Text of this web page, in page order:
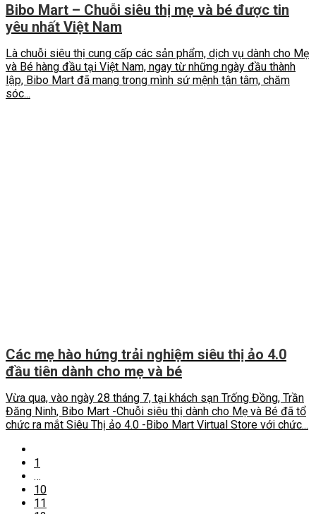
Bibo Mart – Chuỗi siêu thị mẹ và bé được tin
yêu nhất Việt Nam
Là chuỗi siêu thị cung cấp các sản phẩm, dịch vụ dành cho Mẹ
và Bé hàng đầu tại Việt Nam, ngay từ những ngày đầu thành
lập, Bibo Mart đã mang trong mình sứ mệnh tận tâm, chăm
sóc...
Các mẹ hào hứng trải nghiệm siêu thị ảo 4.0
đầu tiên dành cho mẹ và bé
Vừa qua, vào ngày 28 tháng 7, tại khách sạn Trống Đồng, Trần
Đăng Ninh, Bibo Mart -Chuỗi siêu thị dành cho Mẹ và Bé đã tổ
chức ra mắt Siêu Thị ảo 4.0 -Bibo Mart Virtual Store với chức...
1
…
10
11